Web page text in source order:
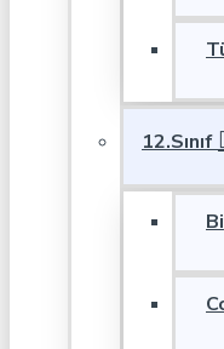
12.Sınıf